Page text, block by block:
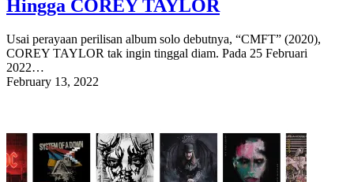
Hingga COREY TAYLOR
Usai perayaan perilisan album solo debutnya, “CMFT” (2020),
COREY TAYLOR tak ingin tinggal diam. Pada 25 Februari
2022…
February 13, 2022